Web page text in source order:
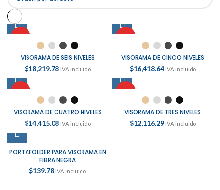
VISORAMA DE SEIS NIVELES
$18,219.78 IVA incluido
VISORAMA DE CINCO NIVELES
$16,418.64 IVA incluido
VISORAMA DE CUATRO NIVELES
$14,415.08 IVA incluido
VISORAMA DE TRES NIVELES
$12,116.29 IVA incluido
PORTAFOLDER PARA VISORAMA EN
FIBRA NEGRA
$139.78 IVA incluido